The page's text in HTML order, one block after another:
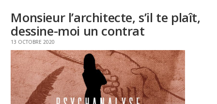
Monsieur l’architecte, s’il te plaît,
dessine-moi un contrat
13 OCTOBRE 2020